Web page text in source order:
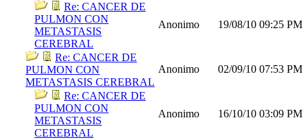
Re: CANCER DE
PULMON CON
METASTASIS
CEREBRAL
Anonimo 19/08/10 09:25 PM
Re: CANCER DE
PULMON CON
METASTASIS CEREBRAL
Anonimo 02/09/10 07:53 PM
Re: CANCER DE
PULMON CON
METASTASIS
CEREBRAL
Anonimo 16/10/10 03:09 PM